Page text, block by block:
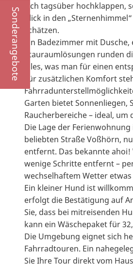
Sonderangebote
sich tagsüber
Blick in den
schätzen.
Ein Badezimmer mit
Stauraumlösungen runden
alles, was man für einen
Für zusätzlichen Komfort
Garten bietet Sonnenliegen,
Raucherbereiche – ideal, um
Die Lage der
beliebten Straße Voßhörn,
entfernt. Das bekannte
wenige Schritte entfernt –
wechselhaftem Wetter
Ein kleiner Hund ist
erfolgt die Bestätigung auf
Sie, dass bei mitreisenden
kann ein Wäschepaket für
Die Umgebung eignet sich
Fahrradtouren. Ein
Sie Ihre Tour direkt vom